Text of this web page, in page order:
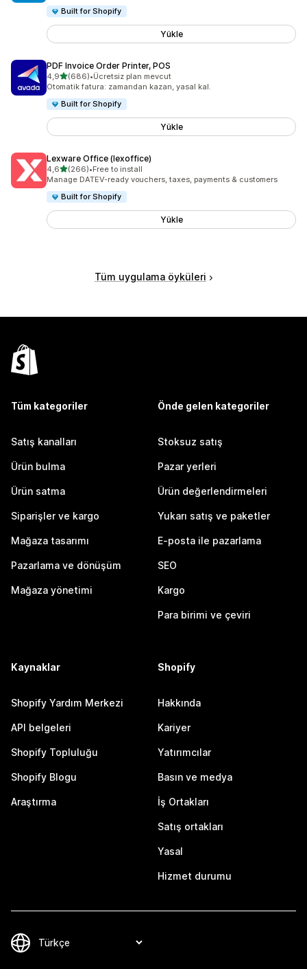
Built for Shopify
Yükle
PDF Invoice Order Printer, POS
4,95 yıldız üzerinden
(686)
toplam 686 değerlendirme
•Ücretsiz plan mevcut
Otomatik fatura: zamandan kazan, yasal kal.
Built for Shopify
Yükle
Lexware Office (lexoffice)
4,65 yıldız üzerinden
(266)
toplam 266 değerlendirme
•Free to install
Manage DATEV-ready vouchers, taxes, payments & customers
Built for Shopify
Yükle
Tüm uygulama öyküleri
Tüm kategoriler
Satış kanalları
Ürün bulma
Ürün satma
Siparişler ve kargo
Mağaza tasarımı
Pazarlama ve dönüşüm
Mağaza yönetimi
Önde gelen kategoriler
Stoksuz satış
Pazar yerleri
Ürün değerlendirmeleri
Yukarı satış ve paketler
E-posta ile pazarlama
SEO
Kargo
Para birimi ve çeviri
Kaynaklar
Shopify Yardım Merkezi
API belgeleri
Shopify Topluluğu
Shopify Blogu
Araştırma
Shopify
Hakkında
Kariyer
Yatırımcılar
Basın ve medya
İş Ortakları
Satış ortakları
Yasal
Hizmet durumu